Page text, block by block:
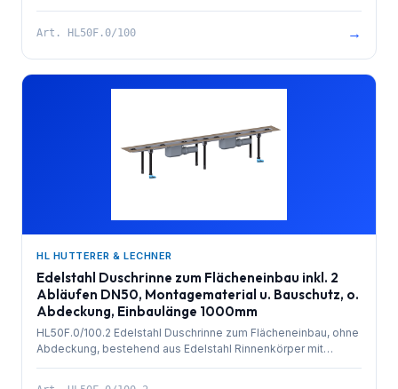
besandetem Flansch zur Anbindung an Verbundabdichtungen,
herausziehbarem Geruchsverschluss. Rinnenkörper mit
Selbstreinigungseffekt durch innenliegendes Gefälle.
Ablaufleistung 0,8 l/sek. 4 Stk. höhenverstellbare,
schallentkoppelte Montagefüße und Bauschutz. Einbaulänge
Art. HL50F.0/100 →
HL HUTTERER & LECHNER
Edelstahl Duschrinne zum Flächeneinbau inkl. 2
Abläufen DN50, Montagematerial u. Bauschutz, o.
Abdeckung, Einbaulänge 1000mm
HL50F.0/100.2 Edelstahl Duschrinne zum Flächeneinbau, ohne
Abdeckung, bestehend aus Edelstahl Rinnenkörper mit
besandetem Flansch zur Anbindung an Verbundabdichtungen,